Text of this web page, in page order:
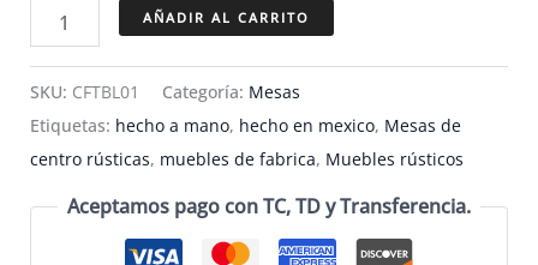
Mesa
de
centro
de
madera
-
AÑADIR AL CARRITO
SKU: CFTBL01 Categoría: Mesas
Etiquetas: hecho a mano, hecho en mexico, Mesas de
centro rústicas, muebles de fabrica, Muebles rústicos
Aceptamos pago con TC, TD y Transferencia.